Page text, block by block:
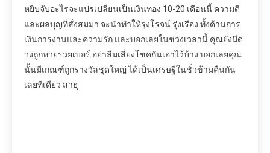
หยิบจับอะไรจะแปรเปลี่ยนเป็นเงินทอง 10-20 เดือนนี้ ความดี
และผลบุญที่สั่งสมมา จะนำทำให้รุ่งโรจน์ รุ่งเรือง ทั้งด้านการ
เงินการงานและความรัก และบอกเลยในช่วงเวลานี้ คุณยังมีด
วงถูกหวยรวยเบอร์ อย่าลืมเสี่ยงโชคกันเอาไว้บ้าง บอกเลยคุณ
นั้นมีเกณฑ์ถูกรางวัลชุดใหญ่ ได้เป็นเศรษฐีในชั่วข้ามคืนกัน
เลยทีเดียว สาธุ